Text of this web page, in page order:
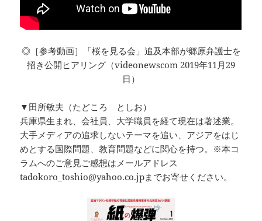
◎［参考動画］「桜を見る会」追及本部が郷原弁護士を
招き公開ヒアリング（videonewscom 2019年11月29
日）
▼田所敏夫（たどころ としお）
兵庫県生まれ、会社員、大学職員を経て現在は著述業。
大手メディアの追求しないテーマを追い、アジアをはじ
めとする国際問題、教育問題などに関心を持つ。※本コ
ラムへのご意見ご感想はメールアドレス
tadokoro_toshio@yahoo.co.jpまでお寄せください。